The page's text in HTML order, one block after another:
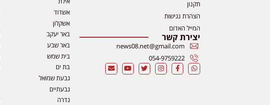
תקנון
הצהרת נגישות
המייל האדום
יצירת קשר
news08.net@gmail.com
054-9759222
אשדוד
אשקלון
באר יעקב
באר שבע
בית שמש
בת ים
גבעת שמואל
גבעתיים
גדרה